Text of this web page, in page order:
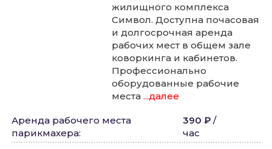
жилищного комплекса
Символ. Доступна почасовая
и долгосрочная аренда
рабочих мест в общем зале
коворкинга и кабинетов.
Профессионально
оборудованные рабочие
места ...далее
Аренда рабочего места
парикмахера:
390 ₽ /
час